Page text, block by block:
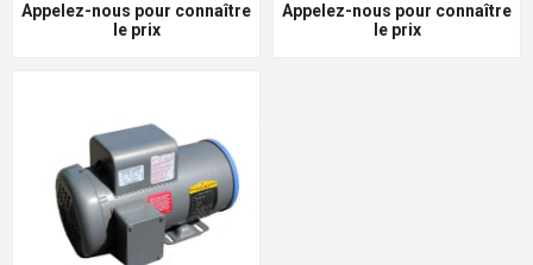
Appelez-nous pour connaître
le prix
Appelez-nous pour connaître
le prix